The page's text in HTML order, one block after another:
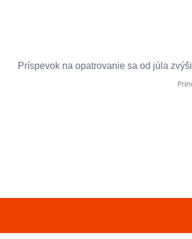
Príspevok na opatrovanie sa od júla zvýšil